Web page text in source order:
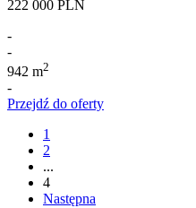
222 000 PLN
-
-
942 m2
-
Przejdź do oferty
1
2
...
4
Następna